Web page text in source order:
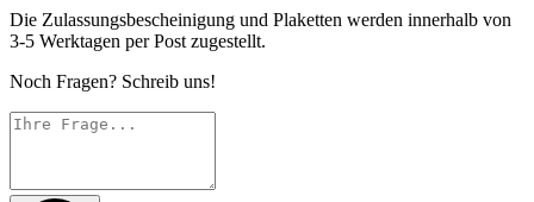
Die Zulassungsbescheinigung und Plaketten werden innerhalb von
3-5 Werktagen per Post zugestellt.
Noch Fragen? Schreib uns!